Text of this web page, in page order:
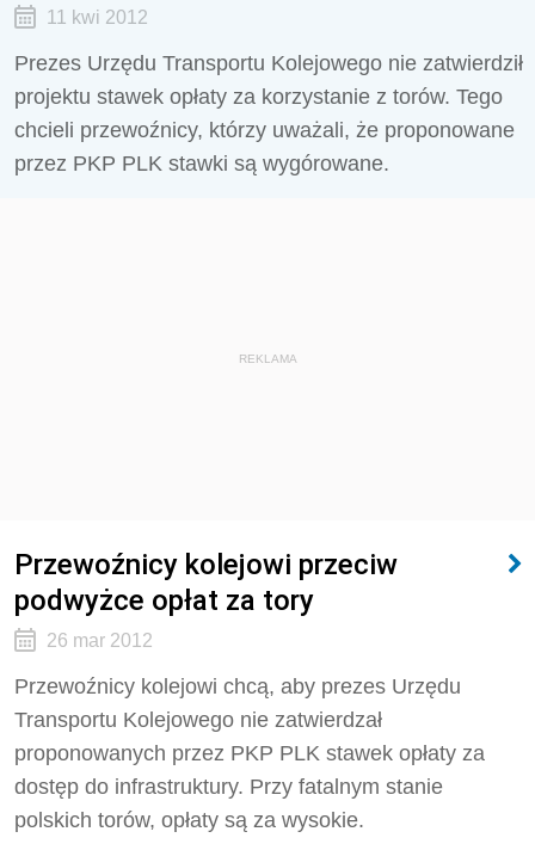
11 kwi 2012
Prezes Urzędu Transportu Kolejowego nie zatwierdził
projektu stawek opłaty za korzystanie z torów. Tego
chcieli przewoźnicy, którzy uważali, że proponowane
przez PKP PLK stawki są wygórowane.
REKLAMA
Przewoźnicy kolejowi przeciw
podwyżce opłat za tory
26 mar 2012
Przewoźnicy kolejowi chcą, aby prezes Urzędu
Transportu Kolejowego nie zatwierdzał
proponowanych przez PKP PLK stawek opłaty za
dostęp do infrastruktury. Przy fatalnym stanie
polskich torów, opłaty są za wysokie.